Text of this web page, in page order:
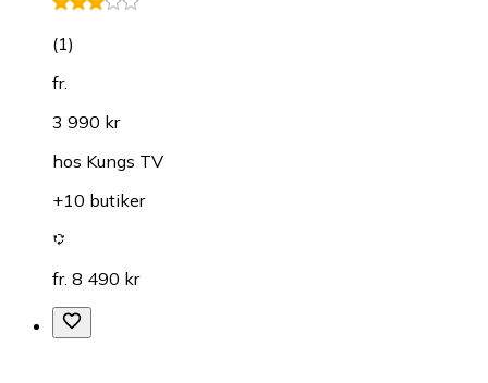
(1)
fr.
3 990 kr
hos Kungs TV
+10 butiker
fr. 8 490 kr